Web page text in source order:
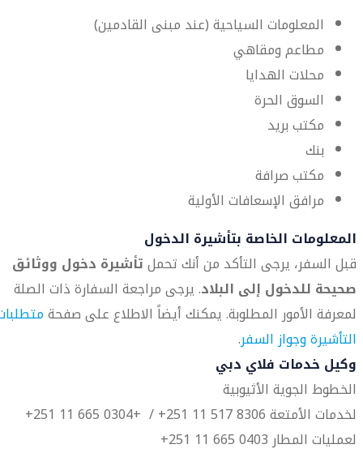
المعلومات السياحية (عند مبنى القادمين)
مطاعم ومقاهي
محلات الهدايا
السوق الحرة
مكتب بريد
بنك
مكتب صرافة
مرافق الإسعافات الأولية
المعلومات الخاصة بتأشيرة الدخول
قبل السفر، يرجى التأكد من أنك تحملتأشيرة دخول ووثائق
صحيحة للدخول إلى البلاد. يرجى مراجعة السفارة ذات الصلة
لمعرفة الأمور المطلوبة. يمكنك أيضاً الاطلاع على صفحة
التأشيرة وجواز السفر.
وكيل خدمات فلاي دبي
الخطوط الجوية الأثيوبية
لخدمات الأمتعة 8306 517 11 251+ / +0304 665 11 251+
لعمليات المطار 0403 665 11 251+